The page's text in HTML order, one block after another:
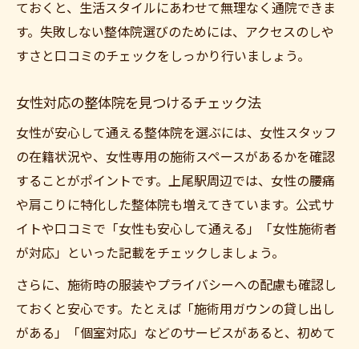
ておくと、生活スタイルにあわせて無理なく通院できま
す。失敗しない整体院選びのためには、アクセスのしや
すさと口コミのチェックをしっかり行いましょう。
女性対応の整体院を見つけるチェック法
女性が安心して通える整体院を選ぶには、女性スタッフ
の在籍状況や、女性専用の施術スペースがあるかを確認
することがポイントです。上尾駅周辺では、女性の腰痛
や肩こりに特化した整体院も増えてきています。公式サ
イトや口コミで「女性も安心して通える」「女性施術者
が対応」といった記載をチェックしましょう。
さらに、施術時の服装やプライバシーへの配慮も確認し
ておくと安心です。たとえば「施術用ガウンの貸し出し
がある」「個室対応」などのサービスがあると、初めて